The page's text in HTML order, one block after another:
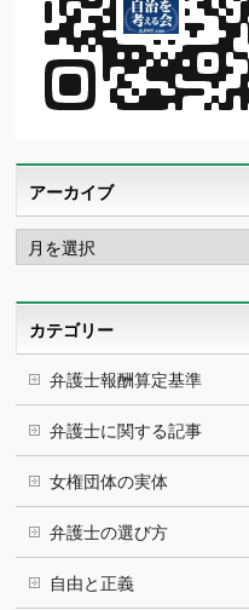
アーカイブ
ア
ー
カ
カテゴリー
弁護士報酬算定基準
弁護士に関する記事
女権団体の実体
弁護士の選び方
自由と正義